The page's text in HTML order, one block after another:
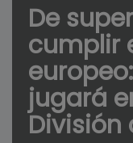
De
cumplir
jugará
División